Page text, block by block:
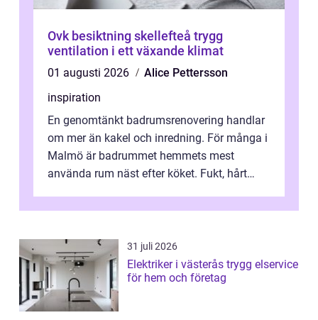
Ovk besiktning skellefteå trygg
ventilation i ett växande klimat
01 augusti 2026
Alice Pettersson
inspiration
En genomtänkt badrumsrenovering handlar
om mer än kakel och inredning. För många i
Malmö är badrummet hemmets mest
använda rum näst efter köket. Fukt, hårt
...
31 juli 2026
Elektriker i västerås trygg elservice
för hem och företag